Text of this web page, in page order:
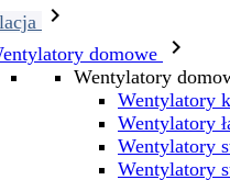

domowe 
Wentylatory
Wentylatory
Wentylatory
Wentylatory
Wentylatory